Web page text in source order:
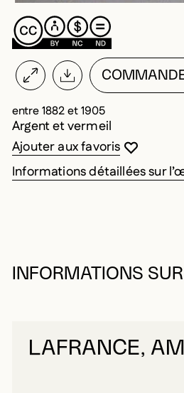
entre 1882 et 1905
Argent et vermeil
Vous devez être
Fermer la modale
Ouvrir la modale
Ajouter aux favoris
Informations détaillées sur
INFORMATIONS
LAFRANCE,